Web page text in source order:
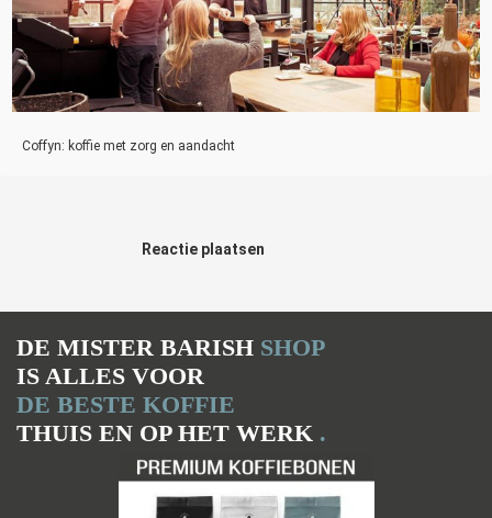
Coffyn: koffie met zorg en aandacht
Reactie plaatsen
DE MISTER BARISH SHOP
IS ALLES VOOR
DE BESTE KOFFIE
THUIS EN OP HET WERK .